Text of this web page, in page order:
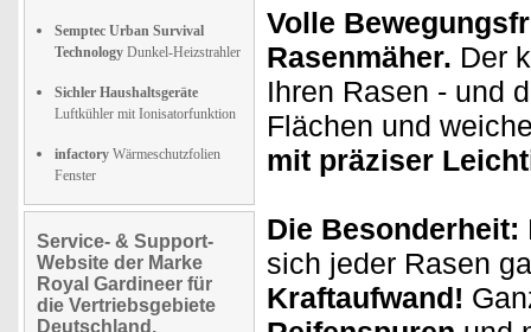
Semptec Urban Survival
Technology Dunkel-Heizstrahler
Sichler Haushaltsgeräte
Luftkühler mit Ionisatorfunktion
infactory Wärmeschutzfolien
Fenster
Service- & Support-
Website der Marke
Royal Gardineer für
die Vertriebsgebiete
Deutschland,
Volle
Rasenmäher. Der
Ihren Rasen - und
Flächen und
mit präziser
Die Besonderheit:
sich jeder Rasen
Kraftaufwand!